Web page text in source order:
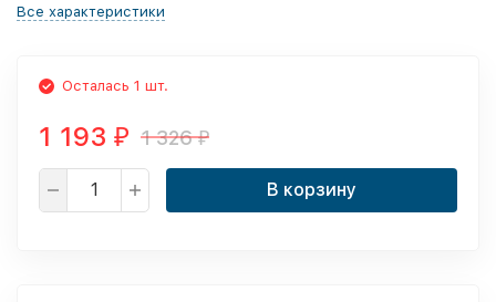
Все характеристики
Осталась 1 шт.
1 193 ₽ 1 326₽
В корзину